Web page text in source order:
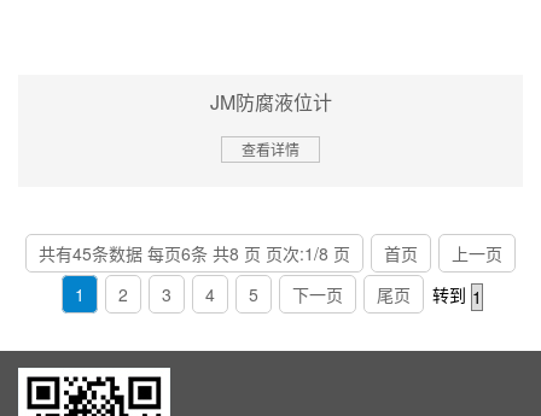
JM防腐液位计
查看详情
共有45条数据 每页6条 共8 页 页次:1/8 页 首页
上一页
1
2 3 4 5 下一页 尾页 转到